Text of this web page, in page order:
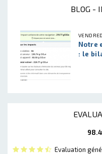
BLOG -
Notre
: le
Evaluation